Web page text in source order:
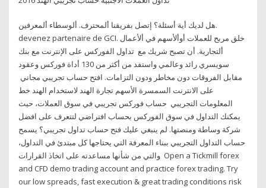
هل لديك أية أسئلة؟ إتصل بفريقنا ألمحترف. ألوسطاء ألمعرفين.
devenez partenaire de GCI. خلق مربح للعملات أوألأسهم في ألأعمال
ألتجارية. أن تصبح شريك مع تداول الفوركس على الإنترنت مع بنك
سويسري رائد وعالمي واستفد من أكثر من 130 أداة فوركس وعقود
مقابل الفروقات دون مخاطر ودون التزامات. افتح حساب تجريبي مجاني
على الانترنت السمسرة الأسهم تجارة الهند لاستخدام الهند خط
المعلومات التجريبي حساب فوركس تجريبي في سوق العملات، حيث
يمكنك التداول في سوق الفوركس بحساب افتراضي لتتعرف على افضل
شركة وساطة ومنصتها. لم ينبغي عليك فتح حساب تداول تجريبي؟ يسمح
حساب التداول التجريبي ببناء المعرفة التي يحتاجها كل مبتدئ في التداول،
والتي من شأنها مساعدته على اتخاذ القرارات Open a Tickmill forex
and CFD demo trading account and practice forex trading. Try
our low spreads, fast execution & great trading conditions risk